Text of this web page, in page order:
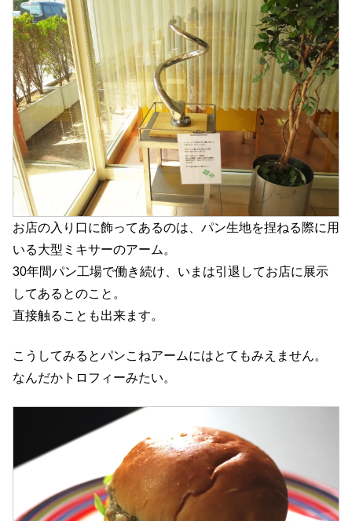
お店の入り口に飾ってあるのは、パン生地を捏ねる際に用
いる大型ミキサーのアーム。
30年間パン工場で働き続け、いまは引退してお店に展示
してあるとのこと。
直接触ることも出来ます。
こうしてみるとパンこねアームにはとてもみえません。
なんだかトロフィーみたい。